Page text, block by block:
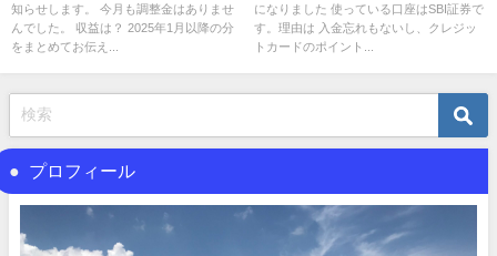
知らせします。 今月も調整金はありませ
んでした。 収益は？ 2025年1月以降の分
をまとめてお伝え...
になりました 使っている口座はSBI証券で
す。理由は 入金忘れもないし、クレジッ
トカードのポイント...
プロフィール